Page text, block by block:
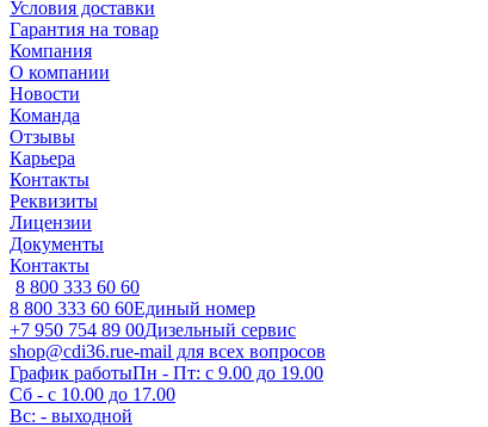
Условия доставки
Гарантия на товар
Компания
О компании
Новости
Команда
Отзывы
Карьера
Контакты
Реквизиты
Лицензии
Документы
Контакты
8 800 333 60 60
8 800 333 60 60Единый номер
+7 950 754 89 00Дизельный сервис
shop@cdi36.rue-mail для всех вопросов
График работыПн - Пт: с 9.00 до 19.00
Сб - с 10.00 до 17.00
Вс: - выходной